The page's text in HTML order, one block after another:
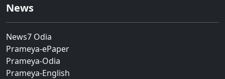
News
News7 Odia
Prameya-ePaper
Prameya-Odia
Prameya-English